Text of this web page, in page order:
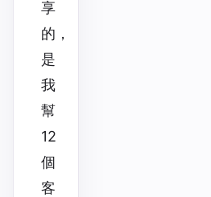
享
的，
是
我
幫
12
個
客